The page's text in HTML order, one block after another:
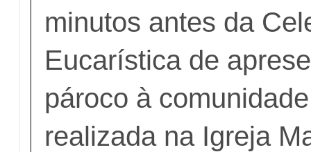
minutos antes da
Eucarística de
pároco à
realizada na Igreja